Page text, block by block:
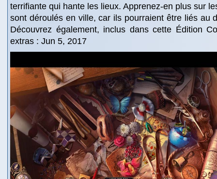
terrifiante qui hante les lieux. Apprenez-en plus sur
sont déroulés en ville, car ils pourraient être liés au
Découvrez également, inclus dans cette Édition
extras : Jun 5, 2017